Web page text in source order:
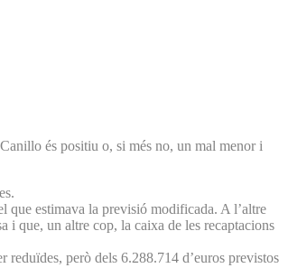
és positiu o, si més no, un mal menor i
que estimava la previsió modificada. A l’altre
i que, un altre cop, la caixa de les recaptacions
reduïdes, però dels 6.288.714 d’euros previstos